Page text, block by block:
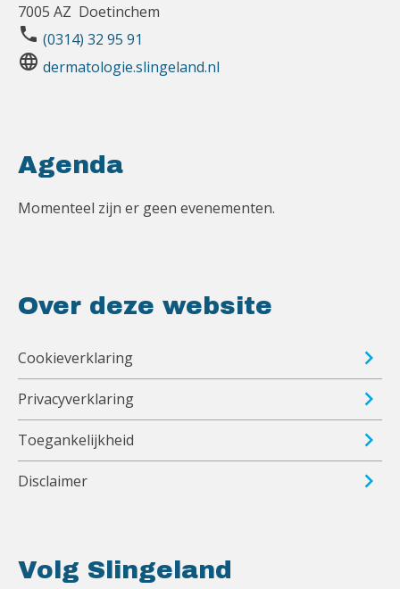
7005 AZ Doetinchem
phone (0314) 32 95 91
language dermatologie.slingeland.nl
Volg Slingeland
Agenda
Momenteel zijn er geen evenementen.
Over deze website
Cookieverklaring
Privacyverklaring
Toegankelijkheid
Disclaimer